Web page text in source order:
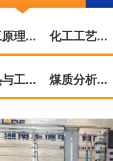
理... 化工工艺...
工... 煤质分析...